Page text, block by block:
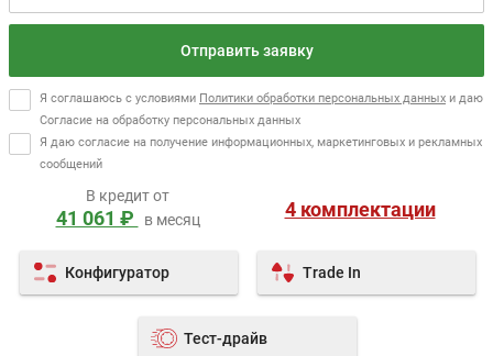
Отправить заявку
Я соглашаюсь с условиями Политики обработки персональных данных и даю
Согласие на обработку персональных данных
Я даю согласие на получение информационных, маркетинговых и рекламных
сообщений
4 комплектации
Конфигуратор Trade In
Тест-драйв
В кредит от
41 061 ₽ в месяц